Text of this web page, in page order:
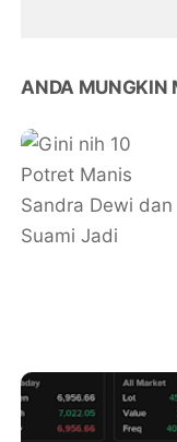
ANDA MUNGKIN